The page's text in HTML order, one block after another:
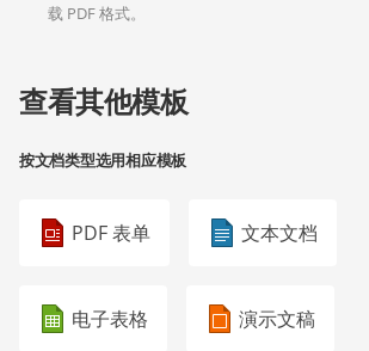
载 PDF 格式。
查看其他模板
按文档类型选用相应模板
PDF 表单 文本文档
电子表格 演示文稿